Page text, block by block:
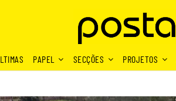
PAPEL SECÇÕES PROJETOS